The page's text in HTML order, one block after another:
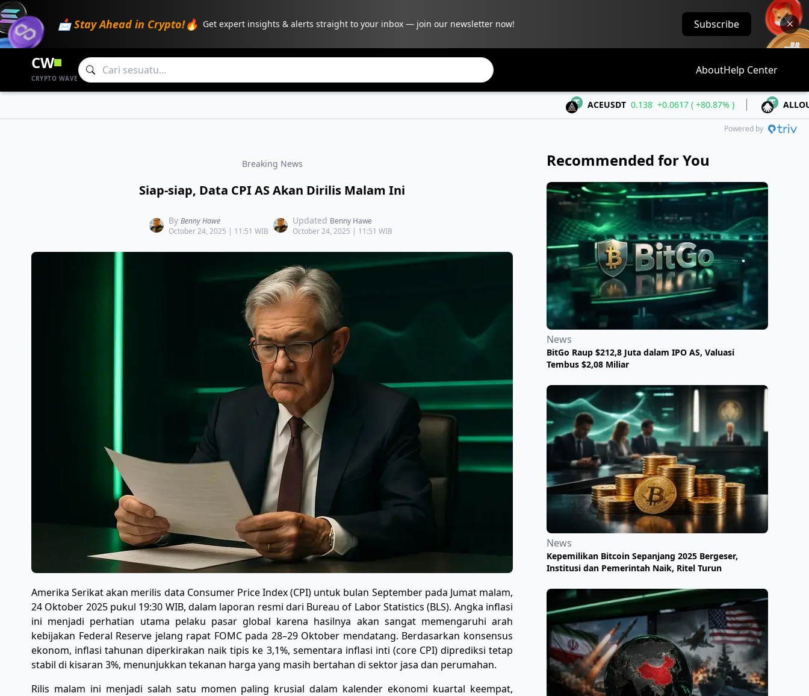
📩 Stay Ahead in Crypto!🔥 Get expert insights & alerts straight to your inbox — join our newsletter now! Subscribe
CW
CRYPTO WAVE
AboutHelp Center
ACEUSDT 0.138 +0.0617 ( +80.87% ) ALLOUSDT
Powered by
Breaking News
Siap-siap, Data CPI AS Akan Dirilis Malam Ini
By Benny Hawe
October 24, 2025 | 11:51 WIB
Updated Benny Hawe
October 24, 2025 | 11:51 WIB
Amerika Serikat akan merilis data Consumer Price Index (CPI) untuk bulan September pada Jumat malam,
24 Oktober 2025 pukul 19:30 WIB, dalam laporan resmi dari Bureau of Labor Statistics (BLS). Angka inflasi
ini menjadi perhatian utama pelaku pasar global karena hasilnya akan sangat memengaruhi arah
kebijakan Federal Reserve jelang rapat FOMC pada 28–29 Oktober mendatang. Berdasarkan konsensus
ekonom, inflasi tahunan diperkirakan naik tipis ke 3,1%, sementara inflasi inti (core CPI) diprediksi tetap
stabil di kisaran 3%, menunjukkan tekanan harga yang masih bertahan di sektor jasa dan perumahan.
Rilis malam ini menjadi salah satu momen paling krusial dalam kalender ekonomi kuartal keempat,
Recommended for You
News
BitGo Raup $212,8 Juta dalam IPO AS, Valuasi
Tembus $2,08 Miliar
News
Kepemilikan Bitcoin Sepanjang 2025 Bergeser,
Institusi dan Pemerintah Naik, Ritel Turun